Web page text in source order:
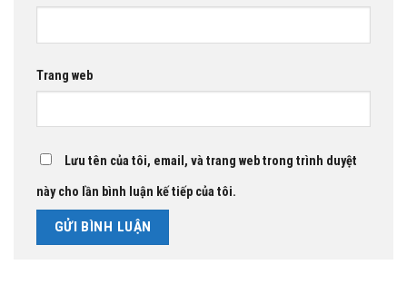
Trang web
Lưu tên của tôi, email, và trang web trong trình duyệt
này cho lần bình luận kế tiếp của tôi.